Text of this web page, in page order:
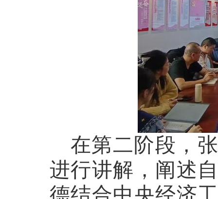
在第二阶段，
进行讲解，阐述